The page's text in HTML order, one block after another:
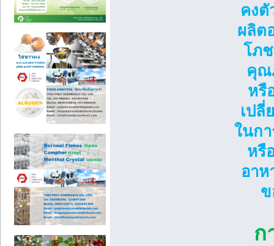
คงตั
ผลิต
โภ
คุณ
หรื
เปลี่
ในก
หรื
อาห
ข
ก